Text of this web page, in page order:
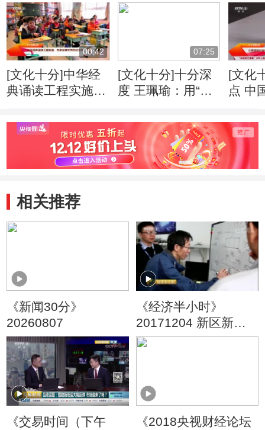
00:42
[文化十分]中华经
典诵读工程实施
文化
07:25
[文化十分]十分深
度 王珮瑜：用“非
京剧
[文化
点 中
现多
相关推荐
《新闻30分》
20260807
《经济半小时》
20171204 新区新坐
标 江北新区：新时代
《交易时间（下午
《2018央视财经论坛